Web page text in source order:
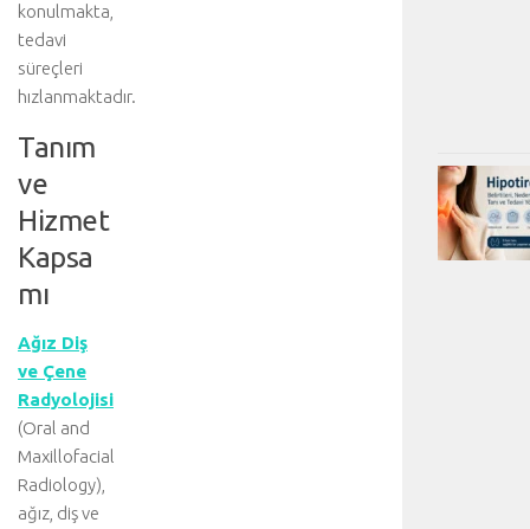
konulmakta,
tedavi
süreçleri
hızlanmaktadır.
Tanım
ve
Hizmet
Kapsa
mı
Ağız Diş
ve Çene
Radyolojisi
(Oral and
Maxillofacial
Radiology),
ağız, diş ve